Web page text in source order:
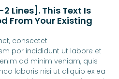
Lines]. This Text Is
From Your Existing
consectet
por incididunt ut labore et
ad minim veniam, quis
laboris nisi ut aliquip ex ea